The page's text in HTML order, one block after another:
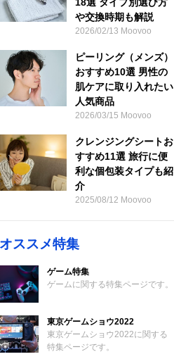
18選 タイプ別選び方
や交換時期も解説
2026/02/13 Moovoo
ピーリング（メンズ）
おすすめ10選 男性の
肌ケアに取り入れたい
人気商品
2026/03/15 Moovoo
クレンジングシートお
すすめ11選 旅行に便
利な個包装タイプも紹
介
2025/08/12 Moovoo
オススメ特集
ゲーム特集
ゲームに関する特集ページです。
東京ゲームショウ2022
東京ゲームショウ2022に関する
特集ページです。